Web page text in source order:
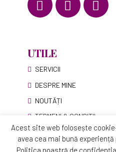
UTILE
SERVICII
DESPRE MINE
NOUTĂȚI
TERMENI & CONDIȚII
Află mereu informații și sfaturi utile
Abonează-te la
Acest site web folosește
avea cea mai bună
Politica noastră de